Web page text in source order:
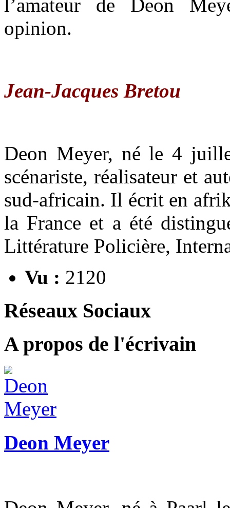
l’amateur de Deon
opinion.
Jean-Jacques Bretou
Deon Meyer, né le 4
scénariste, réalisateur et
sud-africain. Il écrit en
la France et a été
Littérature Policière,
Vu : 2120
Réseaux Sociaux
A propos de l'écrivain
Deon Meyer